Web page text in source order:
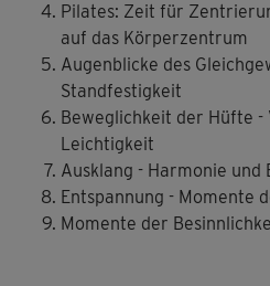
Variationsreiche
Wellenbewegungen der
Wiederholungen vereinen sich
Pranayama (Atmung) und
Die anmutigen Bewegungen
fördern die Beweglichkeit &
Kraft aus dem inneren
Pilates: Zeit für
auf das Körperzentrum
Augenblicke des
Standfestigkeit
Beweglichkeit der Hüfte
Leichtigkeit
Ausklang - Harmonie und
Entspannung - Momente
Momente der